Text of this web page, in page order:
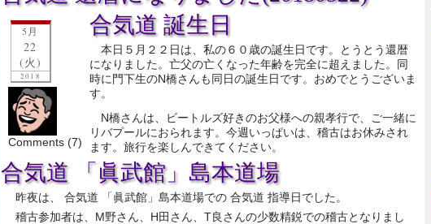
5月
22
(火)
2018
Comments (7)
合気道 誕生日
本日５月２２日は、私の６０歳の誕生日です。とうとう還暦
になりました。亡父の亡くなった年齢を完全に超えました。同
時に門下生のN橋さんも同日の誕生日です。おめでとうございま
す。
N橋さんは、ビートルズ好きのお父様への親孝行で、ご一緒に
リバプールにおられます。今週いっぱいは、稽古はお休みされ
ます。旅行を楽しんできてください。
合気道 「眞武館」島本道場
昨夜は、 合気道 「眞武館」島本道場での 合気道 指導日でした。
稽古参加者は、M野さん、H田さん、T良さんの少数精鋭での稽古となりまし